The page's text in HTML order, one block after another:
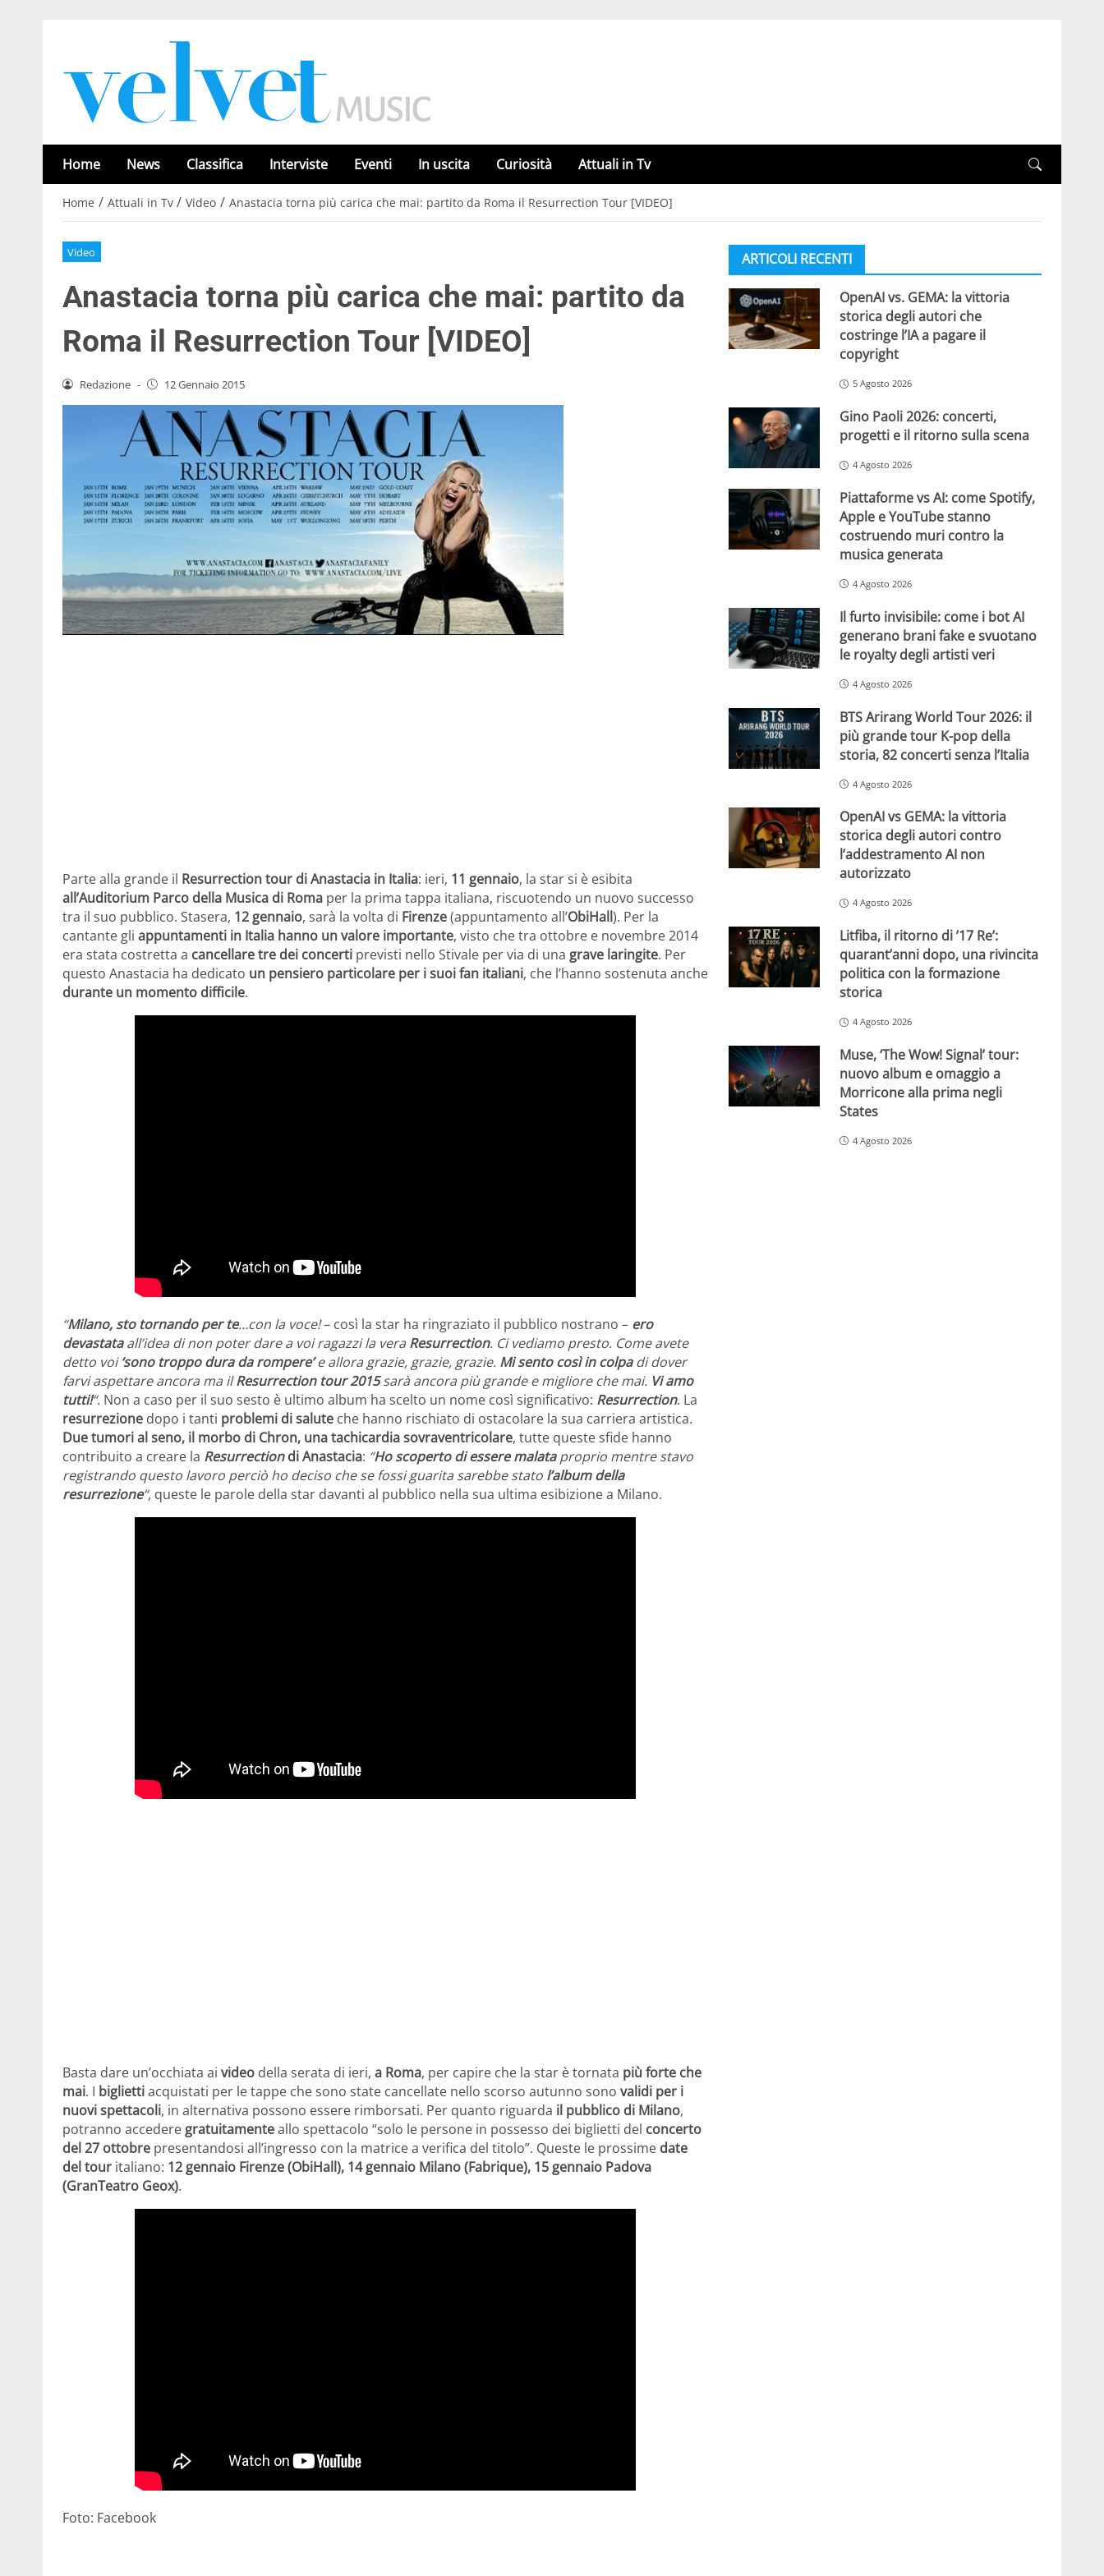
Home News Classifica Interviste Eventi In uscita Curiosità Attuali in Tv
Home / Attuali in Tv / Video / Anastacia torna più carica che mai: partito da Roma il Resurrection Tour [VIDEO]
Video
Anastacia torna più carica che mai: partito da
Roma il Resurrection Tour [VIDEO]
Redazione - 12 Gennaio 2015
Parte alla grande il Resurrection tour di Anastacia in Italia: ieri, 11 gennaio, la star si è esibita
all’Auditorium Parco della Musica di Roma per la prima tappa italiana, riscuotendo un nuovo successo
tra il suo pubblico. Stasera, 12 gennaio, sarà la volta di Firenze(appuntamento all’ObiHall). Per la
cantante gli appuntamenti in Italia hanno un valore importante, visto che tra ottobre e novembre 2014
era stata costretta a cancellare tre dei concerti previsti nello Stivale per via di una grave laringite. Per
questo Anastacia ha dedicato un pensiero particolare per i suoi fan italiani, che l’hanno sostenuta anche
durante un momento difficile.
“Milano, sto tornando per te…con la voce!– così la star ha ringraziato il pubblico nostrano – ero
devastataall’idea di non poter dare a voi ragazzi la vera Resurrection. Ci vediamo presto. Come avete
detto voi‘sono troppo dura da rompere’e allora grazie, grazie, grazie. Mi sento così in colpadi dover
farvi aspettare ancora ma ilResurrection tour 2015sarà ancora più grande e migliore che mai. Vi amo
tutti!“. Non a caso per il suo sesto è ultimo album ha scelto un nome così significativo: Resurrection. La
resurrezione dopo i tanti problemi di salute che hanno rischiato di ostacolare la sua carriera artistica.
Due tumori al seno, il morbo di Chron, una tachicardia sovraventricolare, tutte queste sfide hanno
contribuito a creare la Resurrectiondi Anastacia: “Ho scoperto di essere malataproprio mentre stavo
registrando questo lavoro perciò ho deciso che se fossi guarita sarebbe stato l’album della
resurrezione“, queste le parole della star davanti al pubblico nella sua ultima esibizione a Milano.
Basta dare un’occhiata ai video della serata di ieri, a Roma, per capire che la star è tornata più forte che
mai. I bigliettiacquistati per le tappe che sono state cancellate nello scorso autunno sono validi per i
nuovi spettacoli, in alternativa possono essere rimborsati. Per quanto riguarda il pubblico di Milano,
potranno accedere gratuitamenteallo spettacolo “solo le persone in possesso dei biglietti del concerto
del 27 ottobre presentandosi all’ingresso con la matrice a verifica del titolo”. Queste le prossime date
del tour italiano: 12 gennaio Firenze (ObiHall), 14 gennaio Milano (Fabrique), 15 gennaio Padova
(GranTeatro Geox).
Foto: Facebook
ARTICOLI RECENTI
OpenAI vs. GEMA: la vittoria
storica degli autori che
costringe l’IA a pagare il
copyright
5 Agosto 2026
Gino Paoli 2026: concerti,
progetti e il ritorno sulla scena
4 Agosto 2026
Piattaforme vs AI: come Spotify,
Apple e YouTube stanno
costruendo muri contro la
musica generata
4 Agosto 2026
Il furto invisibile: come i bot AI
generano brani fake e svuotano
le royalty degli artisti veri
4 Agosto 2026
BTS Arirang World Tour 2026: il
più grande tour K-pop della
storia, 82 concerti senza l’Italia
4 Agosto 2026
OpenAI vs GEMA: la vittoria
storica degli autori contro
l’addestramento AI non
autorizzato
4 Agosto 2026
Litfiba, il ritorno di ’17 Re’:
quarant’anni dopo, una rivincita
politica con la formazione
storica
4 Agosto 2026
Muse, ‘The Wow! Signal’ tour:
nuovo album e omaggio a
Morricone alla prima negli
States
4 Agosto 2026